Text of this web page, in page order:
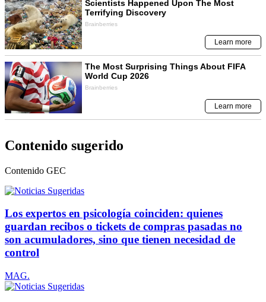
Contenido sugerido
Contenido GEC
Los expertos en psicología coinciden: quienes
guardan recibos o tickets de compras pasadas no
son acumuladores, sino que tienen necesidad de
control
MAG.